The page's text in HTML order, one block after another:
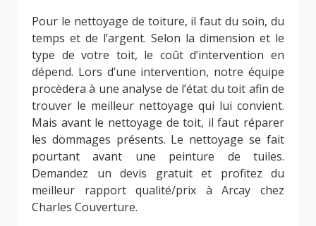
Pour le nettoyage de toiture, il faut du soin, du
temps et de l’argent. Selon la dimension et le
type de votre toit, le coût d’intervention en
dépend. Lors d’une intervention, notre équipe
procèdera à une analyse de l’état du toit afin de
trouver le meilleur nettoyage qui lui convient.
Mais avant le nettoyage de toit, il faut réparer
les dommages présents. Le nettoyage se fait
pourtant avant une peinture de tuiles.
Demandez un devis gratuit et profitez du
meilleur rapport qualité/prix à Arcay chez
Charles Couverture.